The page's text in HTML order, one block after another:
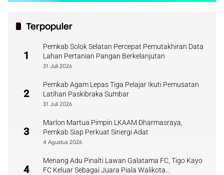
Terpopuler
1
Pemkab Solok Selatan Percepat Pemutakhiran Data
Lahan Pertanian Pangan Berkelanjutan
31 Juli 2026
2
Pemkab Agam Lepas Tiga Pelajar Ikuti Pemusatan
Latihan Paskibraka Sumbar
31 Juli 2026
3
Marlon Martua Pimpin LKAAM Dharmasraya,
Pemkab Siap Perkuat Sinergi Adat
4 Agustus 2026
4
Menang Adu Pinalti Lawan Galatama FC, Tigo Kayo
FC Keluar Sebagai Juara Piala Walikota